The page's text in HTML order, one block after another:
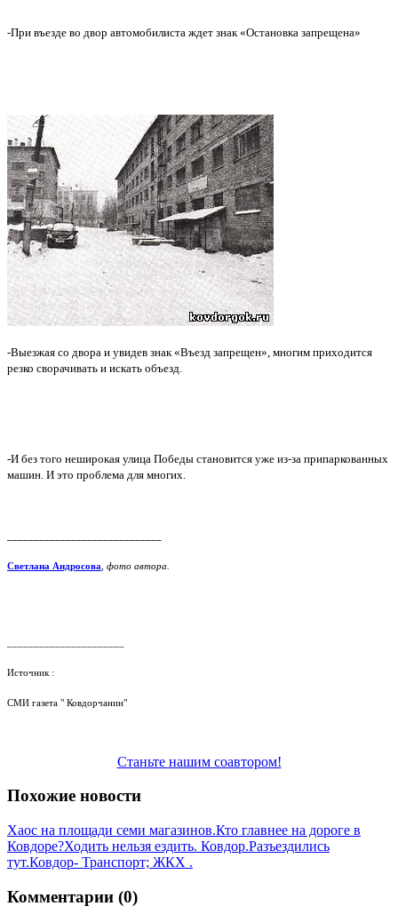
-При въезде во двор автомобилиста ждет знак «Остановка запрещена»
-Выезжая со двора и увидев знак «Въезд запрещен», многим приходится
резко сворачивать и искать объезд.
-И без того неширокая улица Победы становится уже из-за припаркованных
машин. И это проблема для многих.
Светлана Андросова фото автора.
Источник :
СМИ газета " Ковдорчанин"
Станьте нашим соавтором!
Похожие новости
Хаос на площади семи магазинов.Кто главнее на дороге в
Ковдоре?Ходить нельзя ездить. Ковдор.Разъездились
тут.Ковдор- Транспорт; ЖКХ .
Комментарии (0)